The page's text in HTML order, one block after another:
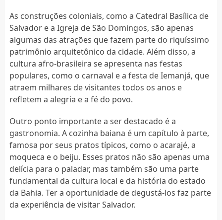
As construções coloniais, como a Catedral Basílica de
Salvador e a Igreja de São Domingos, são apenas
algumas das atrações que fazem parte do riquíssimo
patrimônio arquitetônico da cidade. Além disso, a
cultura afro-brasileira se apresenta nas festas
populares, como o carnaval e a festa de Iemanjá, que
atraem milhares de visitantes todos os anos e
refletem a alegria e a fé do povo.
Outro ponto importante a ser destacado é a
gastronomia. A cozinha baiana é um capítulo à parte,
famosa por seus pratos típicos, como o acarajé, a
moqueca e o beiju. Esses pratos não são apenas uma
delícia para o paladar, mas também são uma parte
fundamental da cultura local e da história do estado
da Bahia. Ter a oportunidade de degustá-los faz parte
da experiência de visitar Salvador.